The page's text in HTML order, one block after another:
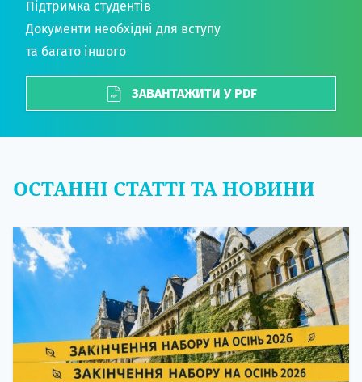
Підтримка студентів
Документи необхідні для вступу
та багато іншого
ЗАВАНТАЖИТИ У PDF
ОСТАННІ СТАТТІ ТА НОВИНИ